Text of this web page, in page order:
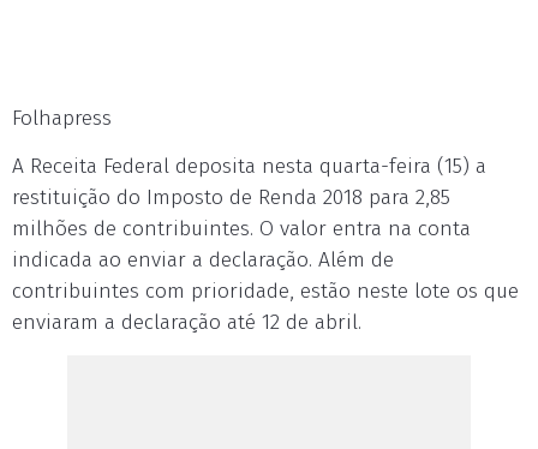
Folhapress
A Receita Federal deposita nesta quarta-feira (15) a
restituição do Imposto de Renda 2018 para 2,85
milhões de contribuintes. O valor entra na conta
indicada ao enviar a declaração. Além de
contribuintes com prioridade, estão neste lote os que
enviaram a declaração até 12 de abril.